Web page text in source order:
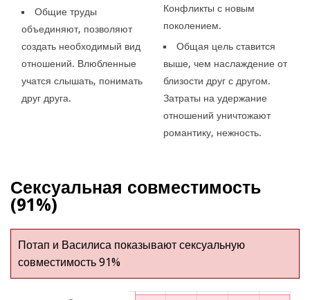
Общие труды
объединяют, позволяют
создать необходимый вид
отношений. Влюбленные
учатся слышать, понимать
друг друга.
Конфликты с новым
поколением.
Общая цель ставится
выше, чем наслаждение от
близости друг с другом.
Затраты на удержание
отношений уничтожают
романтику, нежность.
Сексуальная совместимость
(91%)
Потап и Василиса показывают сексуальную
совместимость 91%